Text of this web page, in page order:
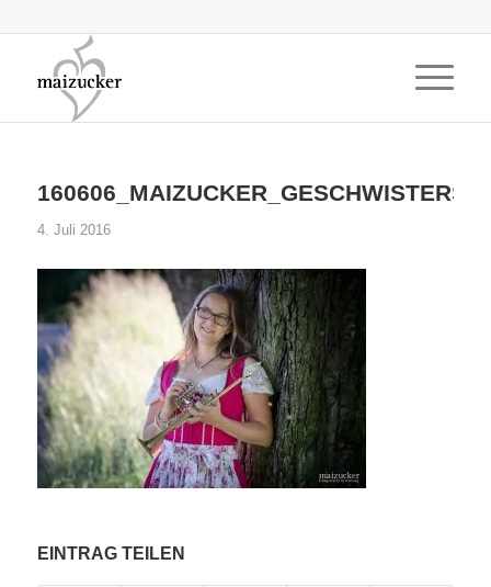
4. Juli 2016
EINTRAG TEILEN